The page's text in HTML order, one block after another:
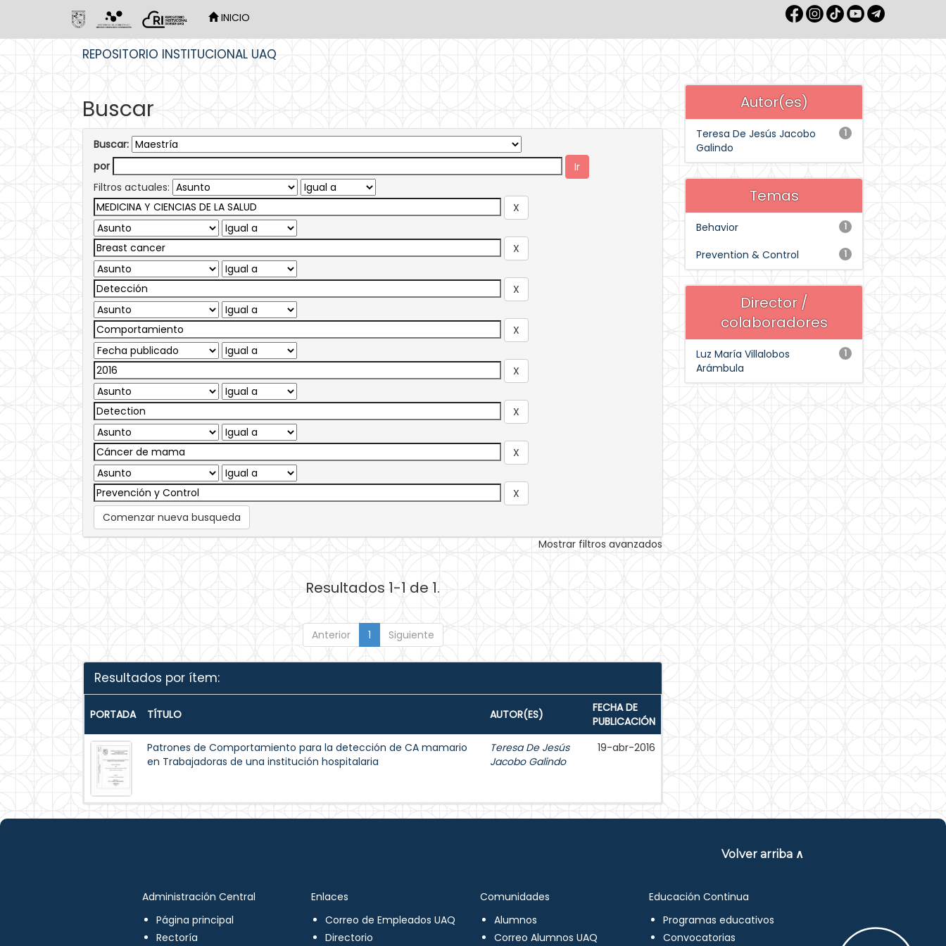
INICIO
REPOSITORIO INSTITUCIONAL UAQ
Buscar
Buscar:
por
Filtros actuales:
Comenzar nueva busqueda
Mostrar filtros avanzados
Resultados 1-1 de 1.
Anterior 1 Siguiente
Resultados por ítem:
PORTADA TÍTULO AUTOR(ES)
FECHA DE
PUBLICACIÓN
Patrones de Comportamiento para la detección de CA mamario
en Trabajadoras de una institución hospitalaria
Teresa De Jesús
Jacobo Galindo
19-abr-2016
Autor(es)
1
Teresa De Jesús Jacobo
Galindo
Temas
1
Behavior
1
Prevention & Control
Director /
colaboradores
1
Luz María Villalobos
Arámbula
Volver arriba ∧
Administración Central
Página principal
Rectoría
Enlaces
Correo de Empleados UAQ
Directorio
Comunidades
Alumnos
Correo Alumnos UAQ
Educación Continua
Programas educativos
Convocatorias